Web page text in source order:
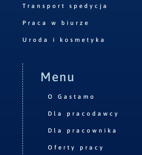
Transport spedycja
Praca w biurze
Uroda i kosmetyka
Menu
O Gastamo
Dla pracodawcy
Dla pracownika
Oferty pracy